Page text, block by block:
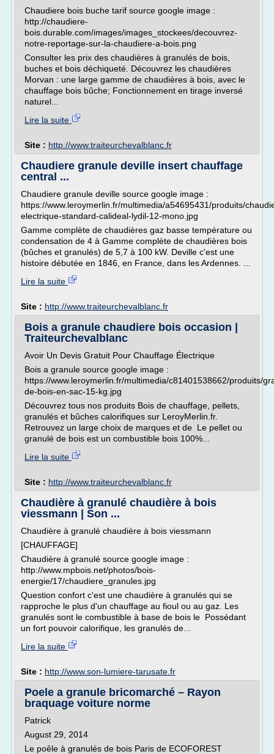
Chaudiere bois buche tarif source google image :
http://chaudiere-
bois.durable.com/images/images_stockees/decouvrez-
notre-reportage-sur-la-chaudiere-a-bois.png
Consulter les prix des chaudières à granulés de bois,
buches et bois déchiqueté. Découvrez les chaudières
Morvan : une large gamme de chaudières à bois, avec le
chauffage bois bûche; Fonctionnement en tirage inversé
naturel...
Lire la suite
Site : http://www.traiteurchevalblanc.fr
Chaudiere granule deville insert chauffage
central ...
Chaudiere granule deville source google image :
https://www.leroymerlin.fr/multimedia/a54695431/produits/
electrique-standard-calideal-lydil-12-mono.jpg
Gamme complète de chaudières gaz basse température ou
condensation de 4 à Gamme complète de chaudières bois
(bûches et granulés) de 5,7 à 100 kW. Deville c'est une
histoire débutée en 1846, en France, dans les Ardennes. ...
Lire la suite
Site : http://www.traiteurchevalblanc.fr
Bois a granule chaudiere bois occasion |
Traiteurchevalblanc
Avoir Un Devis Gratuit Pour Chauffage Électrique
Bois a granule source google image :
https://www.leroymerlin.fr/multimedia/c81401538662/produits/
de-bois-en-sac-15-kg.jpg
Découvrez tous nos produits Bois de chauffage, pellets,
granulés et bûches calorifiques sur LeroyMerlin.fr.
Retrouvez un large choix de marques et de Le pellet ou
granulé de bois est un combustible bois 100%...
Lire la suite
Site : http://www.traiteurchevalblanc.fr
Chaudière à granulé chaudière à bois
viessmann | Son ...
Chaudière à granulé chaudière à bois viessmann
[CHAUFFAGE]
Chaudière à granulé source google image :
http://www.mpbois.net/photos/bois-
energie/17/chaudiere_granules.jpg
Question confort c'est une chaudière à granulés qui se
rapproche le plus d'un chauffage au fioul ou au gaz. Les
granulés sont le combustible à base de bois le Possédant
un fort pouvoir calorifique, les granulés de...
Lire la suite
Site : http://www.son-lumiere-tarusate.fr
Poele a granule bricomarché – Rayon
braquage voiture norme
Patrick
August 29, 2014
Le poêle à granulés de bois Paris de ECOFOREST